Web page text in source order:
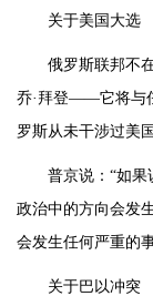
关于美国大选
俄罗斯联邦不
乔·拜登——它将与
罗斯从未干涉过美
普京说：“如
政治中的方向会发
会发生任何严重的
关于巴以冲突